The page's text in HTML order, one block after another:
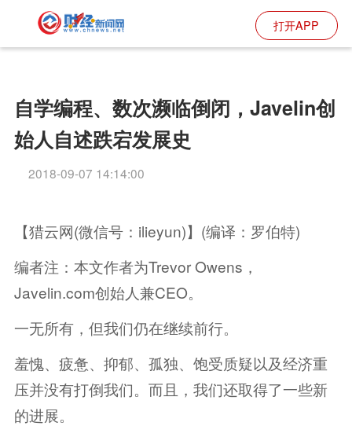
打开APP
自学编程、数次濒临倒闭，Javelin创
始人自述跌宕发展史
2018-09-07 14:14:00
【猎云网(微信号：ilieyun)】(编译：罗伯特)
编者注：本文作者为Trevor Owens，
Javelin.com创始人兼CEO。
一无所有，但我们仍在继续前行。
羞愧、疲惫、抑郁、孤独、饱受质疑以及经济重
压并没有打倒我们。而且，我们还取得了一些新
的进展。